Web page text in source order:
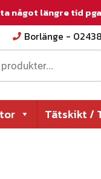
något längre tid
Borlänge -
Tätskikt /